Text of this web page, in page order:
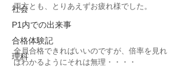
社会
P1内での出来事
合格体験記
理科
両方とも、とりあえずお疲れ様でした。
全員合格できればいいのですが、倍率を見れ
ばわかるようにそれは無理・・・・